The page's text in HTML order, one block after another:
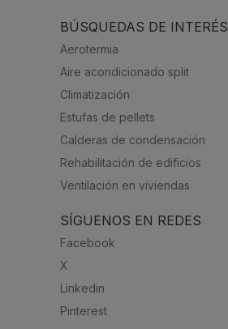
BÚSQUEDAS DE INTERÉS
Aerotermia
Aire acondicionado split
Climatización
Estufas de pellets
Calderas de condensación
Rehabilitación de edificios
Ventilación en viviendas
SÍGUENOS EN REDES
Facebook
X
Linkedin
Pinterest